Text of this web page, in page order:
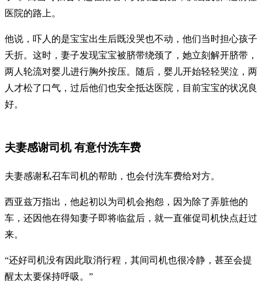
医院的路上。
他说，吓人的是宝宝出生后既没哭也不动，他们当时担心孩子
夭折。这时，妻子发现宝宝被脐带绕颈了，她立刻解开脐带，
两人轮流对婴儿进行胸外按压。随后，婴儿开始轻轻哭泣，两
人才松了口气，过后他们也安全抵达医院，目前宝宝的状况良
好。
夫妻感谢司机 有意付洗车费
夫妻感谢私召车司机的帮助，也会付洗车费给对方。
西亚兹万指出，他起初以为司机会抱怨，因为除了弄脏他的
车，还因他在得知妻子即将临盆后，就一直催促司机快点赶过
来。
“还好司机没有因此取消行程，其间司机也很冷静，甚至会提
醒太太要保持呼吸。”